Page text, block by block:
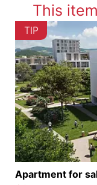
This
TIP
Apartment for